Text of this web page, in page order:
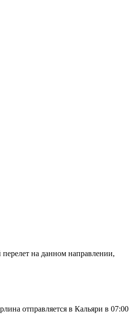
на данном направлении,
отправляется в Кальяри в 07:00